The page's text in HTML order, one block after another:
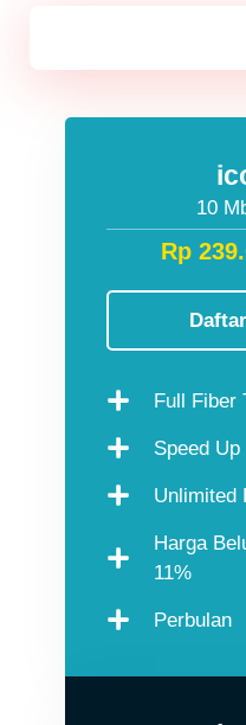
10
Rp
Full Fiber
Speed Up
Unlimited
Harga
11%
Perbulan